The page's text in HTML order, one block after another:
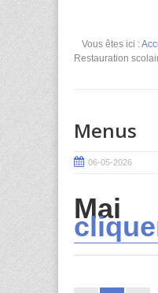
Vous êtes ici :
Restauration
Menus
06-05-2026
Mai